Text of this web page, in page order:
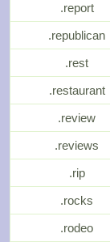
.report
.republican
.rest
.restaurant
.review
.reviews
.rip
.rocks
.rodeo